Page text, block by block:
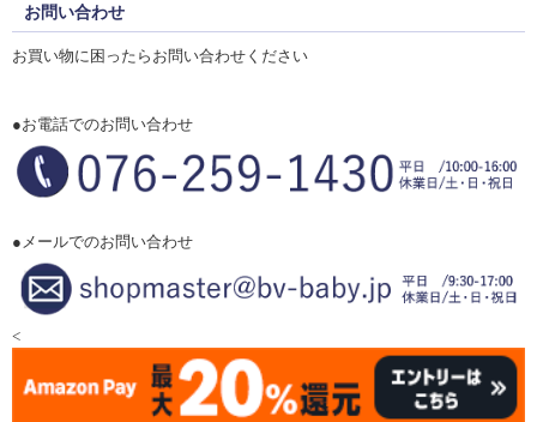
お問い合わせ
お買い物に困ったらお問い合わせください
●お電話でのお問い合わせ
●メールでのお問い合わせ
<